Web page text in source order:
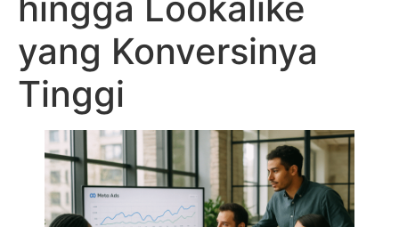
hingga Lookalike
yang Konversinya
Tinggi